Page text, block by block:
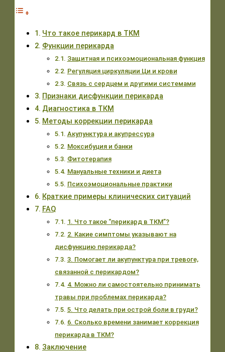
Что такое перикард в ТКМ
Функции перикарда
Защитная и психоэмоциональная функция
Регуляция циркуляции Ци и крови
Связь с сердцем и другими системами
Признаки дисфункции перикарда
Диагностика в ТКМ
Методы коррекции перикарда
Акупунктура и акупрессура
Моксибуция и банки
Фитотерапия
Мануальные техники и диета
Психоэмоциональные практики
Краткие примеры клинических ситуаций
FAQ
1. Что такое “перикард в ТКМ”?
2. Какие симптомы указывают на
дисфункцию перикарда?
3. Помогает ли акупунктура при тревоге,
связанной с перикардом?
4. Можно ли самостоятельно принимать
травы при проблемах перикарда?
5. Что делать при острой боли в груди?
6. Сколько времени занимает коррекция
перикарда в ТКМ?
Заключение